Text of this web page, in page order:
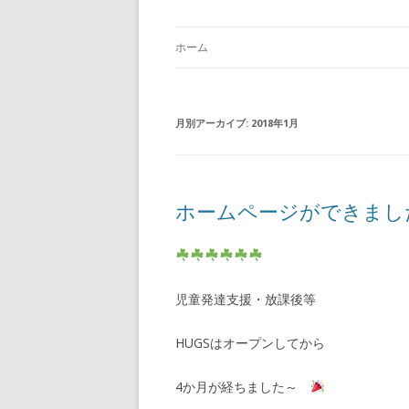
ホーム
月別アーカイブ: 2018年1月
ホームページができま
児童発達支援・放課後等 ​​
HUGSはオープンしてから
4か月が経ちました～